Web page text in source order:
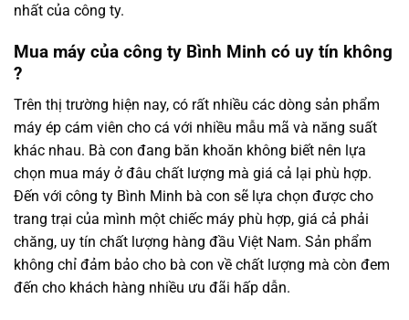
nhất của công ty.
Mua máy của công ty Bình Minh có uy tín không
?
Trên thị trường hiện nay, có rất nhiều các dòng sản phẩm
máy ép cám viên cho cá với nhiều mẫu mã và năng suất
khác nhau. Bà con đang băn khoăn không biết nên lựa
chọn mua máy ở đâu chất lượng mà giá cả lại phù hợp.
Đến với công ty Bình Minh bà con sẽ lựa chọn được cho
trang trại của mình một chiếc máy phù hợp, giá cả phải
chăng, uy tín chất lượng hàng đầu Việt Nam. Sản phẩm
không chỉ đảm bảo cho bà con về chất lượng mà còn đem
đến cho khách hàng nhiều ưu đãi hấp dẫn.